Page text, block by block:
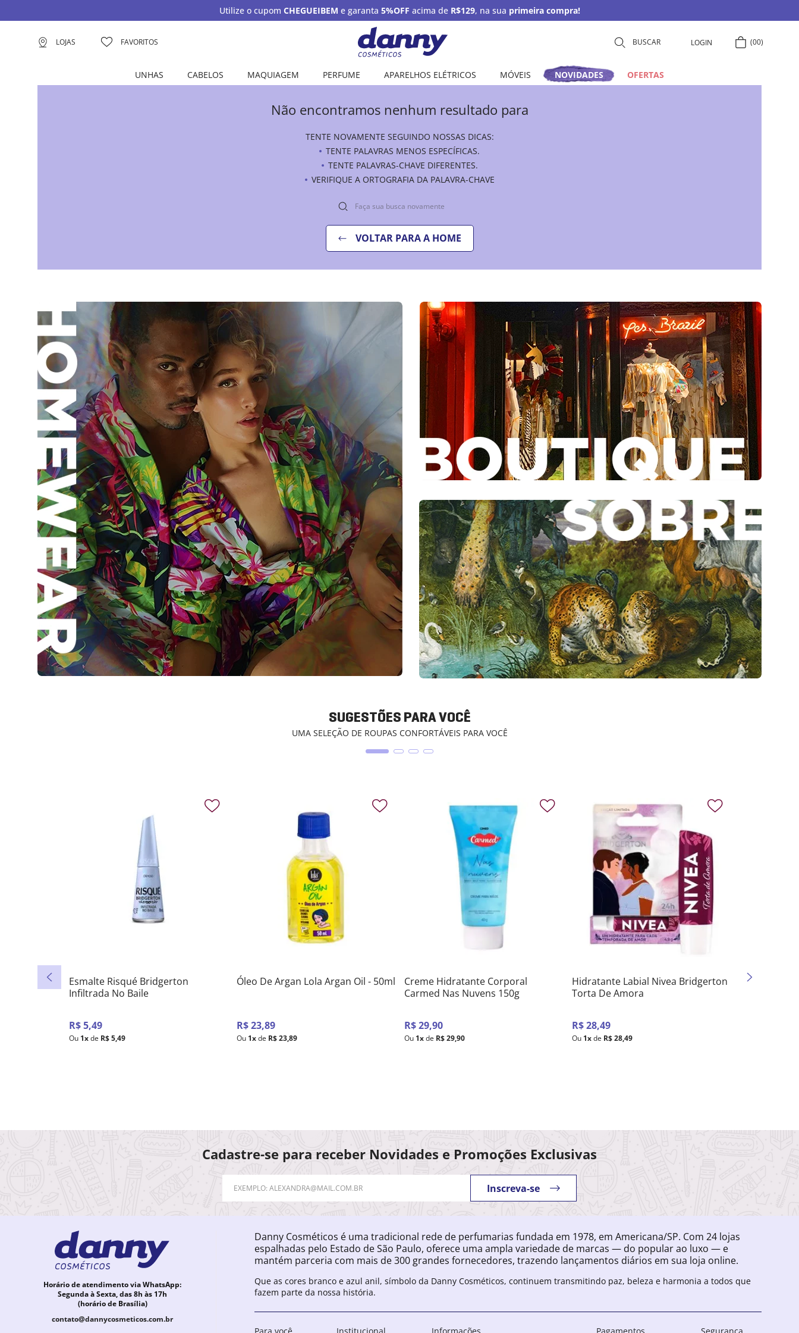
Utilize o cupom CHEGUEIBEM e garanta 5%OFF acima de R$129, na sua primeira compra!
LOJAS FAVORITOS LOGIN 00
UNHAS CABELOS MAQUIAGEM PERFUME APARELHOS ELÉTRICOS MÓVEIS NOVIDADES OFERTAS
Não encontramos nenhum resultado para
TENTE NOVAMENTE SEGUINDO NOSSAS DICAS:
TENTE PALAVRAS MENOS ESPECÍFICAS.
TENTE PALAVRAS-CHAVE DIFERENTES.
VERIFIQUE A ORTOGRAFIA DA PALAVRA-CHAVE
VOLTAR PARA A HOME
SUGESTÕES PARA VOCÊ
UMA SELEÇÃO DE ROUPAS CONFORTÁVEIS PARA VOCÊ
Esmalte Risqué Bridgerton
Infiltrada No Baile
R$ 5,49
Ou 1x de R$ 5,49
Óleo De Argan Lola Argan Oil - 50ml
R$ 23,89
Ou 1x de R$ 23,89
Creme Hidratante Corporal
Carmed Nas Nuvens 150g
R$ 29,90
Ou 1x de R$ 29,90
Hidratante Labial Nivea Bridgerton
Torta De Amora
R$ 28,49
Ou 1x de R$ 28,49
Cadastre-se para receber Novidades e Promoções Exclusivas
Inscreva-se
Horário de atendimento via WhatsApp:
Segunda à Sexta, das 8h às 17h
(horário de Brasília)
contato@dannycosmeticos.com.br
Danny Cosméticos é uma tradicional rede de perfumarias fundada em 1978, em Americana/SP. Com 24 lojas
espalhadas pelo Estado de São Paulo, oferece uma ampla variedade de marcas — do popular ao luxo — e
mantém parceria com mais de 300 grandes fornecedores, trazendo lançamentos diários em sua loja online.
Que as cores branco e azul anil, símbolo da Danny Cosméticos, continuem transmitindo paz, beleza e harmonia a todos que
fazem parte da nossa história.